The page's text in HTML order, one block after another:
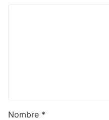
Nombre *